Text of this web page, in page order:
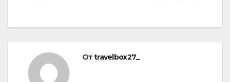
Отtravelbox27_